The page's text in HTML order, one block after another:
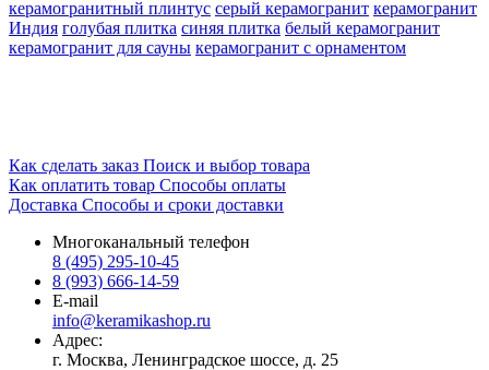
керамогранитный плинтус серый керамогранит керамогранит
Индия голубая плитка синяя плитка белый керамогранит
керамогранит для сауны керамогранит с орнаментом
Как сделать заказ Поиск и выбор товара
Как оплатить товар Способы оплаты
Доставка Способы и сроки доставки
Многоканальный телефон
8 (495) 295-10-45
8 (993) 666-14-59
E-mail
info@keramikashop.ru
Адрес:
г. Москва, Ленинградское шоссе, д. 25